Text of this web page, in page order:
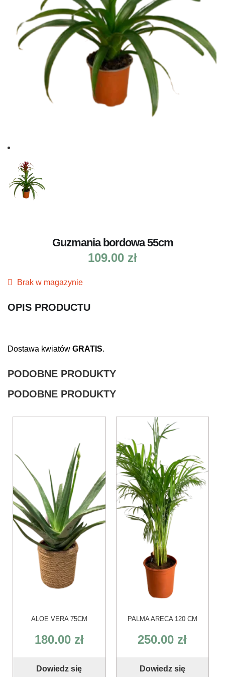
Guzmania bordowa 55cm
109.00 zł
Brak w magazynie
OPIS PRODUCTU
Dostawa kwiatów GRATIS.
PODOBNE PRODUKTY
PODOBNE PRODUKTY
ALOE VERA 75CM
180.00 zł
Dowiedz się
PALMA ARECA 120 CM
250.00 zł
Dowiedz się